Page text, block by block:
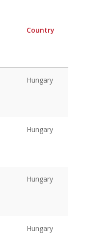
Country
Hungary
Hungary
Hungary
Hungary